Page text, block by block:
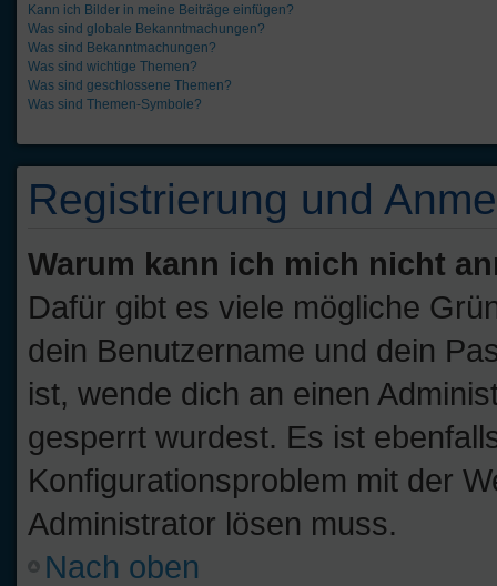
Kann ich Bilder in meine Beiträge einfügen?
Was sind globale Bekanntmachungen?
Was sind Bekanntmachungen?
Was sind wichtige Themen?
Was sind geschlossene Themen?
Was sind Themen-Symbole?
Registrierung und
Warum kann ich mich nicht
Dafür gibt es viele mögliche
dein Benutzername und dein
ist, wende dich an einen
gesperrt wurdest. Es ist
Konfigurationsproblem mit der
Administrator lösen muss.
Nach oben